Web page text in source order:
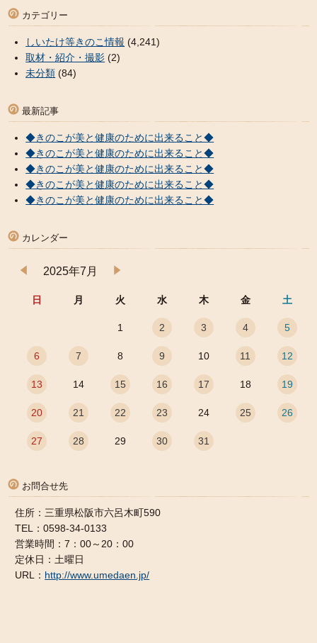
カテゴリー
しいたけ等きのこ情報 (4,241)
取材・紹介・撮影 (2)
未分類 (84)
最新記事
◆きのこが美と健康のために出来ること◆
◆きのこが美と健康のために出来ること◆
◆きのこが美と健康のために出来ること◆
◆きのこが美と健康のために出来ること◆
◆きのこが美と健康のために出来ること◆
カレンダー
2025年7月
日 月 火 水 木 金 土
1 2 3 4 5
6 7 8 9 10 11 12
13 14 15 16 17 18 19
20 21 22 23 24 25 26
27 28 29 30 31
お問合せ先
住所：三重県松阪市六呂木町590
TEL：0598-34-0133
営業時間：7：00～20：00
定休日：土曜日
URL： http://www.umedaen.jp/